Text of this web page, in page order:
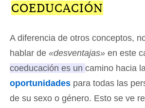
COEDUCACIÓN
A diferencia de otros conceptos,
hablar de «desventajas» en este
coeducación es un camino hacia
oportunidades para todas las
de su sexo o género. Esto se ve